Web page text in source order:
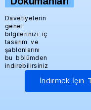
Davetiyelerin
genel
bilgilerinizi iç
tasarım ve
şablonlarını
bu bölümden
indirebilirsiniz
İndirmek İçin